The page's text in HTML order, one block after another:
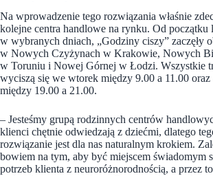
Na wprowadzenie tego rozwiązania właśnie
kolejne centra handlowe na rynku. Od początku
w wybranych dniach, „Godziny ciszy” zaczęły
w Nowych Czyżynach w Krakowie, Nowych
w Toruniu i Nowej Górnej w Łodzi. Wszystkie
wyciszą się we wtorek między 9.00 a 11.00 oraz
między 19.00 a 21.00.
– Jesteśmy grupą rodzinnych centrów
klienci chętnie odwiedzają z dziećmi, dlatego
rozwiązanie jest dla nas naturalnym krokiem.
bowiem na tym, aby być miejscem świadomym
potrzeb klienta z neuroróżnorodnością, a przez